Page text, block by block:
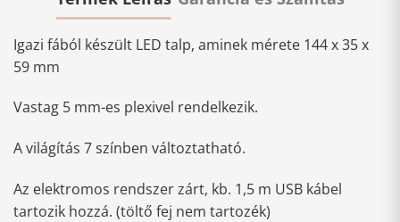
Igazi fából készült LED talp, aminek mérete 144 x 35 x
59 mm
Vastag 5 mm-es plexivel rendelkezik.
A világítás 7 színben változtatható.
Az elektromos rendszer zárt, kb. 1,5 m USB kábel
tartozik hozzá. (töltő fej nem tartozék)